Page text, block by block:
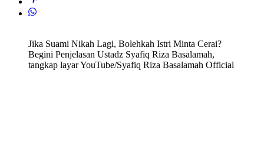
Jika Suami Nikah Lagi, Bolehkah Istri Minta Cerai?
Begini Penjelasan Ustadz Syafiq Riza Basalamah,
tangkap layar YouTube/Syafiq Riza Basalamah Official